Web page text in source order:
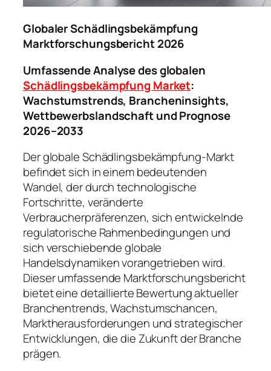
Globaler Schädlingsbekämpfung
Marktforschungsbericht 2026
Umfassende Analyse des globalen
Schädlingsbekämpfung Market:
Wachstumstrends, Brancheninsights,
Wettbewerbslandschaft und Prognose
2026–2033
Der globale Schädlingsbekämpfung-Markt
befindet sich in einem bedeutenden
Wandel, der durch technologische
Fortschritte, veränderte
Verbraucherpräferenzen, sich entwickelnde
regulatorische Rahmenbedingungen und
sich verschiebende globale
Handelsdynamiken vorangetrieben wird.
Dieser umfassende Marktforschungsbericht
bietet eine detaillierte Bewertung aktueller
Branchentrends, Wachstumschancen,
Marktherausforderungen und strategischer
Entwicklungen, die die Zukunft der Branche
prägen.